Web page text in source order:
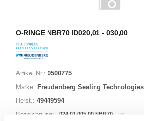
O-RINGE NBR70 ID020,01 - 030,00
Artikel Nr.: 0500775
Marke: Freudenberg Sealing Technologies
Herst.: 49449594
Bezeichnung:
024,00-005,00 NBR70